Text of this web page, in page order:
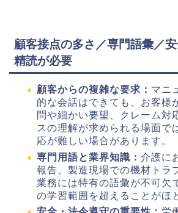
顧客接点の多さ／専門語彙／
精読が必要
顧客からの複雑な要求： マニ
的な会話はできても、お客様
問や細かい要望、クレーム対
スの理解が求められる場面で
応が難しい場合があります。
専門用語と業界知識： 介護に
報告、製造現場での機材トラ
業務には特有の語彙が不可欠
の学習範囲を超えることがほ